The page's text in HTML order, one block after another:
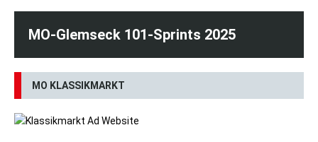
MO-Glemseck 101-Sprints 2025
MO KLASSIKMARKT